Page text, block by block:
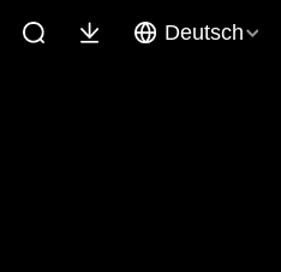
Deutsch